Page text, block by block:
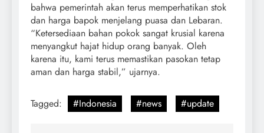
bahwa pemerintah akan terus memperhatikan stok
dan harga bapok menjelang puasa dan Lebaran.
“Ketersediaan bahan pokok sangat krusial karena
menyangkut hajat hidup orang banyak. Oleh
karena itu, kami terus memastikan pasokan tetap
aman dan harga stabil,” ujarnya.
Tagged: #Indonesia #news #update